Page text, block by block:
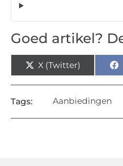
Goed artikel?
X (Twitter)
Tags: Aanbiedingen